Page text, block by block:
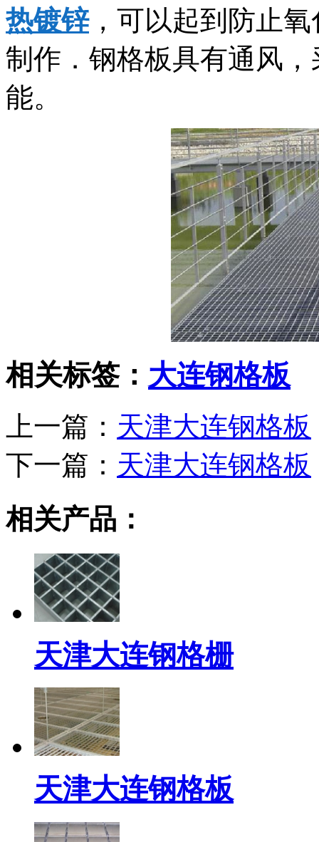
热镀锌，可以起到防止
制作．钢格板具有通风
能。
相关标签： 大连钢格板
上一篇： 天津大连钢格板
下一篇： 天津大连钢格板
相关产品：
天津大连钢格栅
天津大连钢格板